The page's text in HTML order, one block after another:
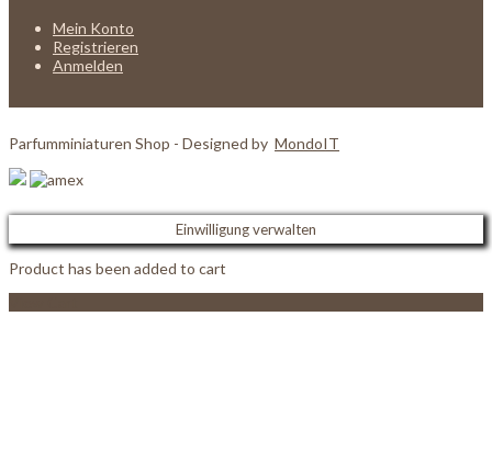
Mein Konto
Registrieren
Anmelden
Parfumminiaturen Shop - Designed by MondoIT
Einwilligung verwalten
Product has been added to cart